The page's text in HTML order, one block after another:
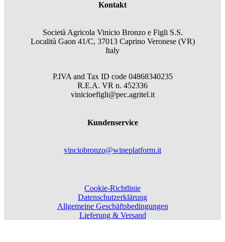
Kontakt
Società Agricola Vinicio Bronzo e Figli S.S.
Località Gaon 41/C, 37013 Caprino Veronese (VR)
Italy
P.IVA and Tax ID code 04868340235
R.E.A. VR n. 452336
vinicioefigli@pec.agritel.it
Kundenservice
vinciobronzo@wineplatform.it
Cookie-Richtlinie
Datenschutzerklärung
Allgemeine Geschäftsbedingungen
Lieferung & Versand